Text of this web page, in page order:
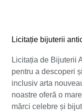
Licitație bijuterii
Licitația de Bijuterii
pentru a descoperi
inclusiv arta
noastre oferă o
mărci celebre și